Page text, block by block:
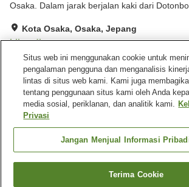
Osaka. Dalam jarak berjalan kaki dari
Kota Osaka, Osaka, Jepang
Lihat di peta
Sangat baik Ulasan: 27
Fasilitas properti
Wi-Fi
stasiun
Area
Cari kamar
Situs web ini menggunakan cookie untuk
pengalaman pengguna dan menganalisis
lintas di situs web kami. Kami juga
tentang penggunaan situs kami oleh Anda
media sosial, periklanan, dan analitik kami.
Privasi
Jangan Menjual Informasi
Terima Cookie